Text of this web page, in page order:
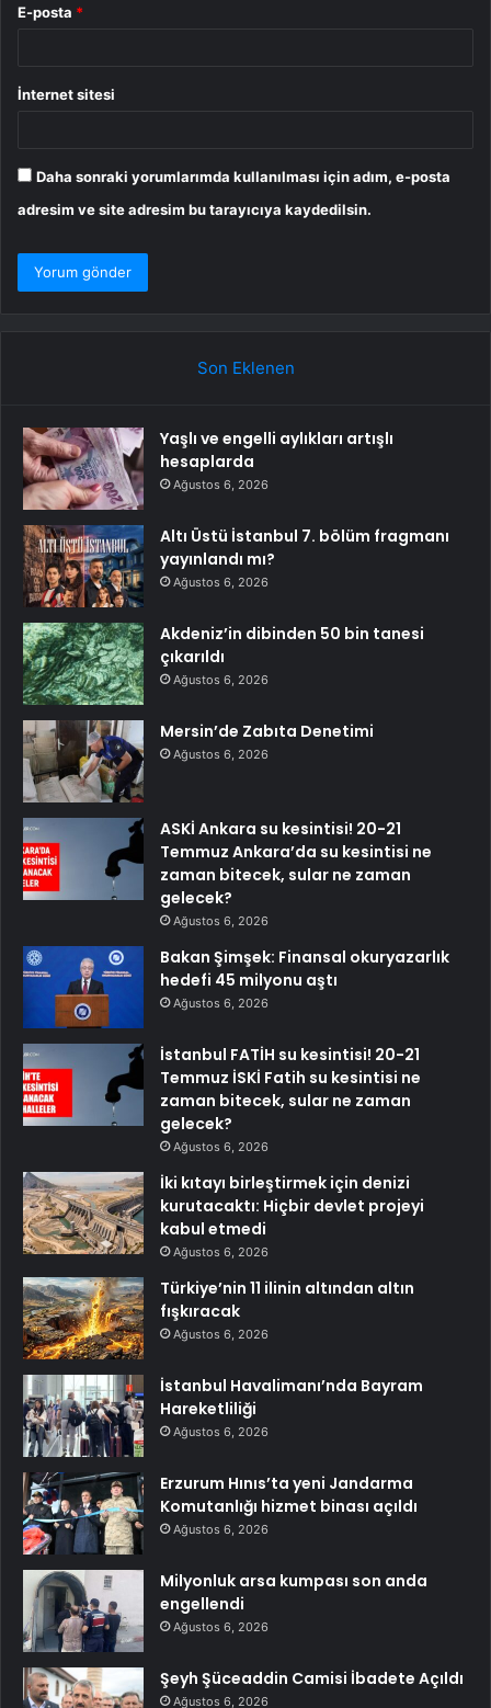
E-posta *
İnternet sitesi
Daha sonraki yorumlarımda kullanılması için adım, e-posta
adresim ve site adresim bu tarayıcıya kaydedilsin.
Son Eklenen
Yaşlı ve engelli aylıkları artışlı
hesaplarda
Ağustos 6, 2026
Altı Üstü İstanbul 7. bölüm fragmanı
yayınlandı mı?
Ağustos 6, 2026
Akdeniz’in dibinden 50 bin tanesi
çıkarıldı
Ağustos 6, 2026
Mersin’de Zabıta Denetimi
Ağustos 6, 2026
ASKİ Ankara su kesintisi! 20-21
Temmuz Ankara’da su kesintisi ne
zaman bitecek, sular ne zaman
gelecek?
Ağustos 6, 2026
Bakan Şimşek: Finansal okuryazarlık
hedefi 45 milyonu aştı
Ağustos 6, 2026
İstanbul FATİH su kesintisi! 20-21
Temmuz İSKİ Fatih su kesintisi ne
zaman bitecek, sular ne zaman
gelecek?
Ağustos 6, 2026
İki kıtayı birleştirmek için denizi
kurutacaktı: Hiçbir devlet projeyi
kabul etmedi
Ağustos 6, 2026
Türkiye’nin 11 ilinin altından altın
fışkıracak
Ağustos 6, 2026
İstanbul Havalimanı’nda Bayram
Hareketliliği
Ağustos 6, 2026
Erzurum Hınıs’ta yeni Jandarma
Komutanlığı hizmet binası açıldı
Ağustos 6, 2026
Milyonluk arsa kumpası son anda
engellendi
Ağustos 6, 2026
Şeyh Şüceaddin Camisi İbadete Açıldı
Ağustos 6, 2026